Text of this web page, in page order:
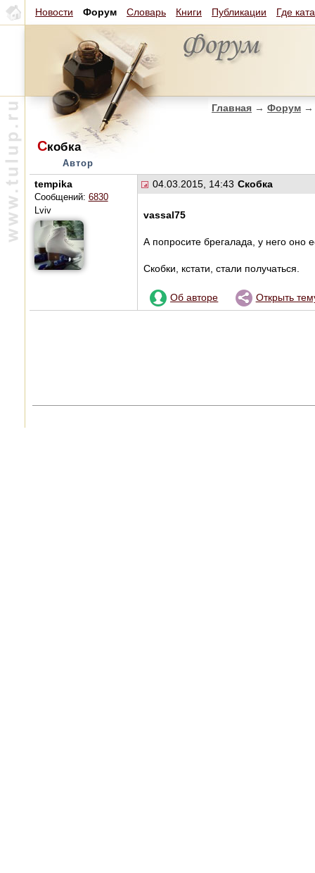
Новости Форум Словарь Книги Публикации Где
Главная → Форум →
Скобка
Автор
tempika
Сообщений: 6830
Lviv
04.03.2015, 14:43 Скобка
vassal75
А попросите брегалада, у него оно
Скобки, кстати, стали получаться.
Об авторе Открыть